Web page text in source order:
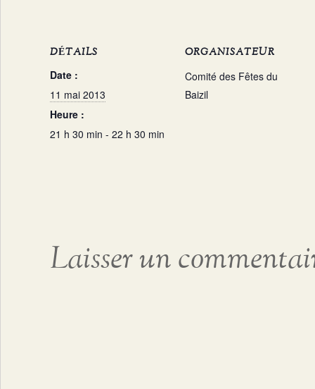
DÉTAILS
Date :
11 mai 2013
Heure :
21 h 30 min - 22 h 30 min
ORGANISATEUR
Comité des Fêtes du
Baizil
Laisser un